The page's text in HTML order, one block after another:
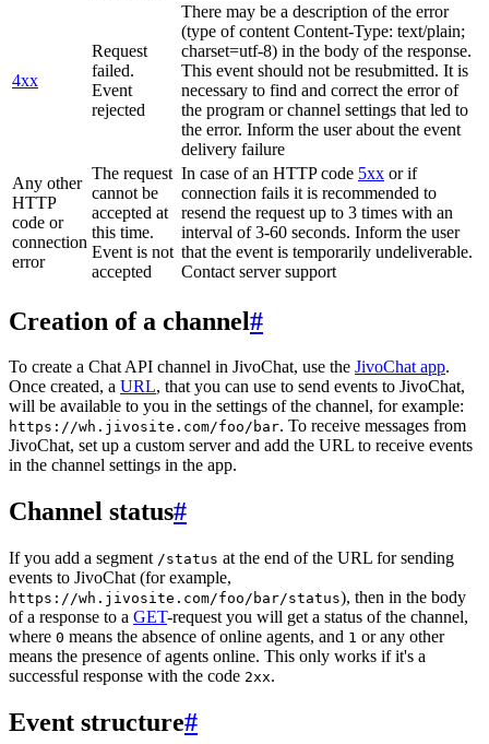
4xx
Request
failed.
Event
rejected
There may be a description of the error
(type of content Content-Type: text/plain;
charset=utf-8) in the body of the response.
This event should not be resubmitted. It is
necessary to find and correct the error of
the program or channel settings that led to
the error. Inform the user about the event
delivery failure
Any other
HTTP
code or
connection
error
The request
cannot be
accepted at
this time.
Event is not
accepted
In case of an HTTP code 5xx or if
connection fails it is recommended to
resend the request up to 3 times with an
interval of 3-60 seconds. Inform the user
that the event is temporarily undeliverable.
Contact server support
Creation of a channel#
To create a Chat API channel in JivoChat, use the JivoChat app.
Once created, a URL, that you can use to send events to JivoChat,
will be available to you in the settings of the channel, for example:
https://wh.jivosite.com/foo/bar. To receive messages from
JivoChat, set up a custom server and add the URL to receive events
in the channel settings in the app.
Channel status#
If you add a segment /status at the end of the URL for sending
events to JivoChat (for example,
https://wh.jivosite.com/foo/bar/status), then in the body
of a response to a GET-request you will get a status of the channel,
where 0 means the absence of online agents, and 1 or any other
means the presence of agents online. This only works if it's a
successful response with the code 2xx.
Event structure#